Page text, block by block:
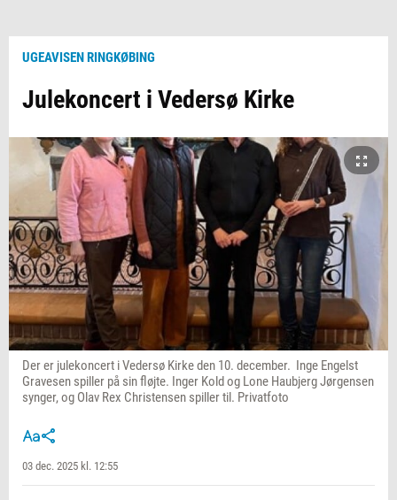
UGEAVISEN RINGKØBING
Julekoncert i Vedersø Kirke
Der er julekoncert i Vedersø Kirke den 10. december. Inge Engelst
Gravesen spiller på sin fløjte. Inger Kold og Lone Haubjerg Jørgensen
synger, og Olav Rex Christensen spiller til. Privatfoto
03 dec. 2025 kl. 12:55